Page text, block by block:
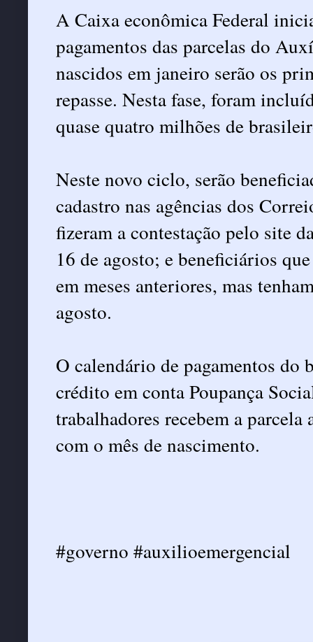
A Caixa econômica Federal
pagamentos das parcelas do
nascidos em janeiro serão os
repasse. Nesta fase, foram
quase quatro milhões de
Neste novo ciclo, serão
cadastro nas agências dos
fizeram a contestação pelo site
16 de agosto; e beneficiários
em meses anteriores, mas
agosto.
O calendário de pagamentos do
crédito em conta Poupança
trabalhadores recebem a
com o mês de nascimento.
#governo #auxilioemergencial